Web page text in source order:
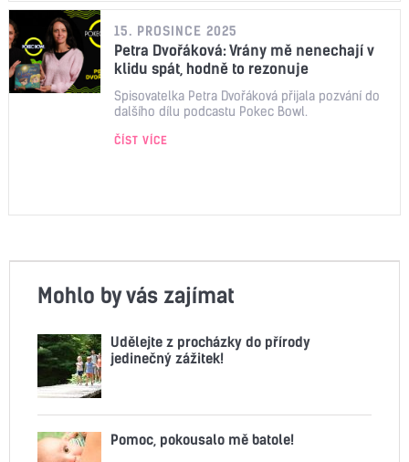
15. PROSINCE 2025
Petra Dvořáková: Vrány mě nenechají v
klidu spát, hodně to rezonuje
Spisovatelka Petra Dvořáková přijala pozvání do
dalšího dílu podcastu Pokec Bowl.
ČÍST VÍCE
Mohlo by vás zajímat
Udělejte z procházky do přírody
jedinečný zážitek!
Pomoc, pokousalo mě batole!